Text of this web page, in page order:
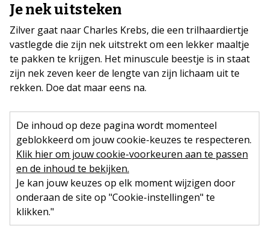
Je nek uitsteken
Zilver gaat naar Charles Krebs, die een trilhaardiertje
vastlegde die zijn nek uitstrekt om een lekker maaltje
te pakken te krijgen. Het minuscule beestje is in staat
zijn nek zeven keer de lengte van zijn lichaam uit te
rekken. Doe dat maar eens na.
De inhoud op deze pagina wordt momenteel
geblokkeerd om jouw cookie-keuzes te respecteren.
Klik hier om jouw cookie-voorkeuren aan te passen
en de inhoud te bekijken.
Je kan jouw keuzes op elk moment wijzigen door
onderaan de site op "Cookie-instellingen" te
klikken."